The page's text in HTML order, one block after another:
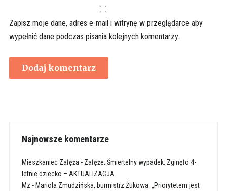
Zapisz moje dane, adres e-mail i witrynę w przeglądarce aby
wypełnić dane podczas pisania kolejnych komentarzy.
Najnowsze komentarze
Mieszkaniec Załęża- Załęże. Śmiertelny wypadek. Zginęło 4-
letnie dziecko – AKTUALIZACJA
Mz - Mariola Zmudzińska, burmistrz Żukowa: „Priorytetem jest